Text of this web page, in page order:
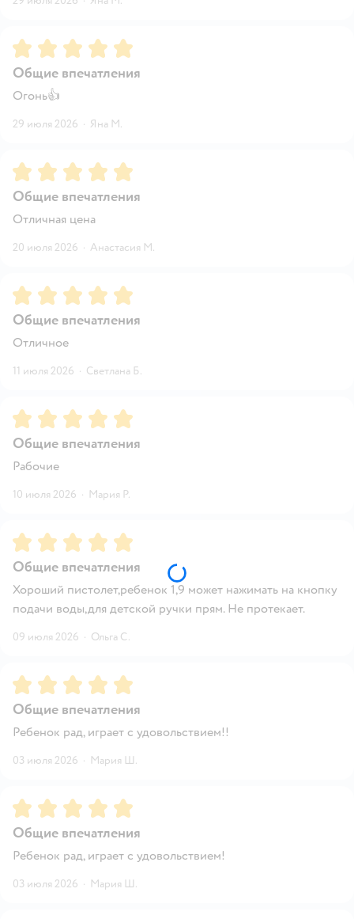
Рейтинг:5
Общие впечатления
Огонь👍
29 июля 2026 · Яна М.
Рейтинг:5
Общие впечатления
Отличная цена
20 июля 2026 · Анастасия М.
Рейтинг:5
Общие впечатления
Отличное
11 июля 2026 · Светлана Б.
Рейтинг:5
Общие впечатления
Рабочие
10 июля 2026 · Мария Р.
Рейтинг:5
Общие впечатления
Хороший пистолет,ребенок 1,9 может нажимать на кнопку
подачи воды,для детской ручки прям. Не протекает.
09 июля 2026 · Ольга С.
Рейтинг:5
Общие впечатления
Ребенок рад, играет с удовольствием!!
03 июля 2026 · Мария Ш.
Рейтинг:5
Общие впечатления
Ребенок рад, играет с удовольствием!
03 июля 2026 · Мария Ш.